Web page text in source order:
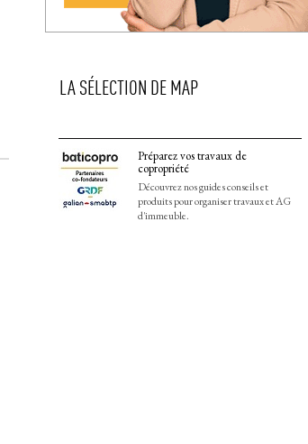
LA SÉLECTION DE MAP
Préparez vos travaux de
copropriété
Découvrez nos guides conseils et
produits pour organiser travaux et AG
d'immeuble.